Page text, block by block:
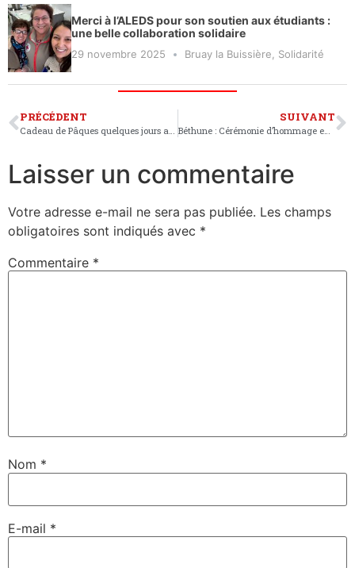
Merci à l’ALEDS pour son soutien aux étudiants :
une belle collaboration solidaire
29 novembre 2025 Bruay la Buissière Solidarité
PRÉCÉDENT
Cadeau de Pâques quelques jours avant l’heure
SUIVANT
Béthune : Cérémonie d’hommage en mémoire des déportés
Laisser un commentaire
Votre adresse e-mail ne sera pas publiée. Les champs
obligatoires sont indiqués avec *
Commentaire *
Nom *
E-mail *